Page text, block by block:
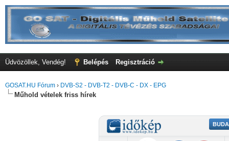
Üdvözöllek, Vendég! Belépés Regisztráció
GOSAT.HU Fórum › DVB-S2 - DVB-T2 - DVB-C - DX - EPG
Műhold vételek friss hírek